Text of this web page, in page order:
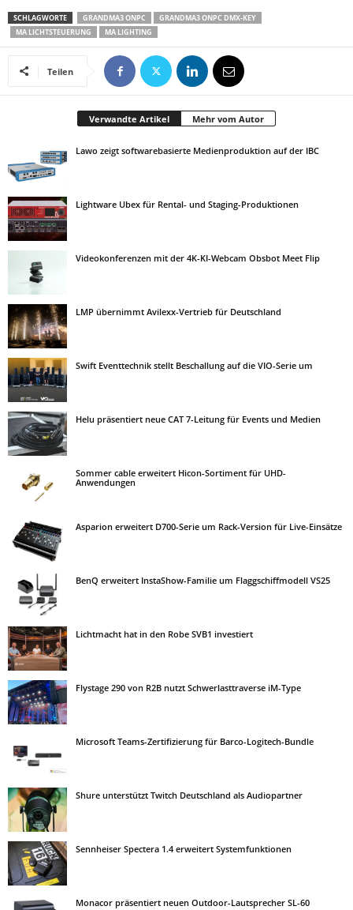
SCHLAGWORTE GRANDMA3 ONPC
GRANDMA3 ONPC DMX-KEY
MA LICHTSTEUERUNG
MA LIGHTING
Teilen
Verwandte Artikel Mehr vom Autor
Lawo zeigt softwarebasierte Medienproduktion auf der IBC
Lightware Ubex für Rental- und Staging-Produktionen
Videokonferenzen mit der 4K-KI-Webcam Obsbot Meet Flip
LMP übernimmt Avilexx-Vertrieb für Deutschland
Swift Eventtechnik stellt Beschallung auf die VIO-Serie um
Helu präsentiert neue CAT 7-Leitung für Events und Medien
Sommer cable erweitert Hicon-Sortiment für UHD-
Anwendungen
Asparion erweitert D700-Serie um Rack-Version für Live-Einsätze
BenQ erweitert InstaShow-Familie um Flaggschiffmodell VS25
Lichtmacht hat in den Robe SVB1 investiert
Flystage 290 von R2B nutzt Schwerlasttraverse iM-Type
Microsoft Teams-Zertifizierung für Barco-Logitech-Bundle
Shure unterstützt Twitch Deutschland als Audiopartner
Sennheiser Spectera 1.4 erweitert Systemfunktionen
Monacor präsentiert neuen Outdoor-Lautsprecher SL-60